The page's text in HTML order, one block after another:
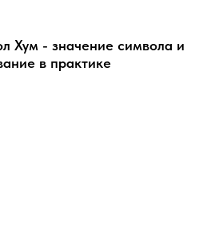
Хум - значение символа и
в практике